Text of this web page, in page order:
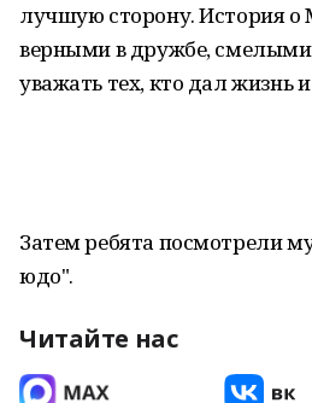
лучшую сторону. История о
верными в дружбе,
уважать тех, кто дал жизнь
Затем ребята посмотрели
юдо".
Читайте нас